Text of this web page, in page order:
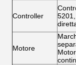
Controller
Motore